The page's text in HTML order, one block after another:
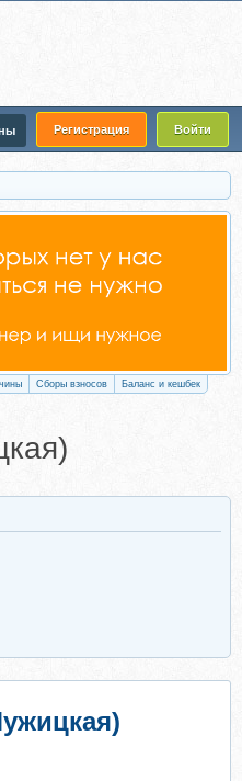
Регистрация Войти
Сборы взносов Баланс и кешбек